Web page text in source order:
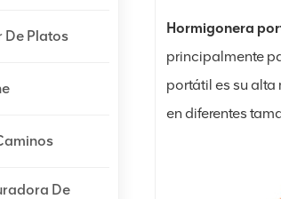
Hormigonera
principalmente
portátil es su
en diferentes
Platos
De